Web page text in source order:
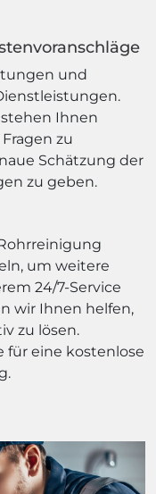
und
Ihnen
zu
Schätzung der
zu geben.
um weitere
24/7-Service
wir Ihnen helfen,
zu lösen.
für eine kostenlose